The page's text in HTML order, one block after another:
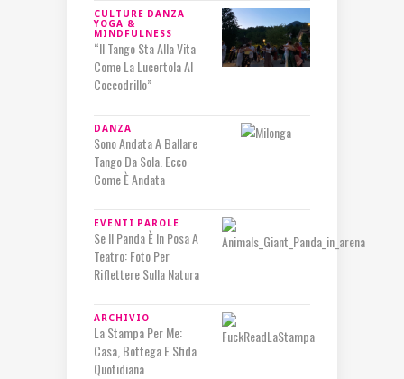
CULTURE DANZA
YOGA &
MINDFULNESS
“Il Tango Sta Alla Vita
Come La Lucertola Al
Coccodrillo”
DANZA
Sono Andata A Ballare
Tango Da Sola. Ecco
Come È Andata
EVENTI PAROLE
Se Il Panda È In Posa A
Teatro: Foto Per
Riflettere Sulla Natura
ARCHIVIO
La Stampa Per Me:
Casa, Bottega E Sfida
Quotidiana